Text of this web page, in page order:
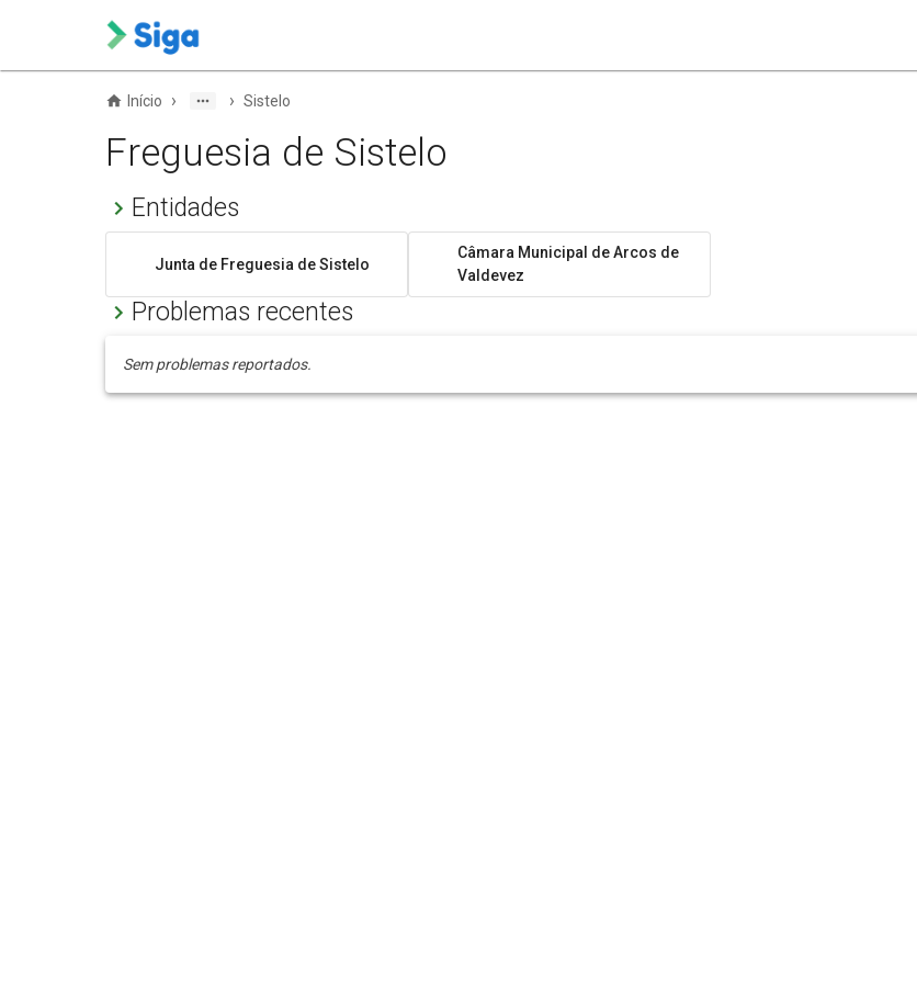
Início › › Sistelo
Freguesia de Sistelo
Entidades
Junta de Freguesia de Sistelo
Câmara Municipal de Arcos de
Valdevez
Problemas recentes
Sem problemas reportados.